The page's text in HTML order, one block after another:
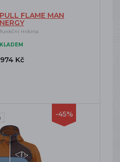
FLAME MAN
funkční mikina
974 Kč
-45%